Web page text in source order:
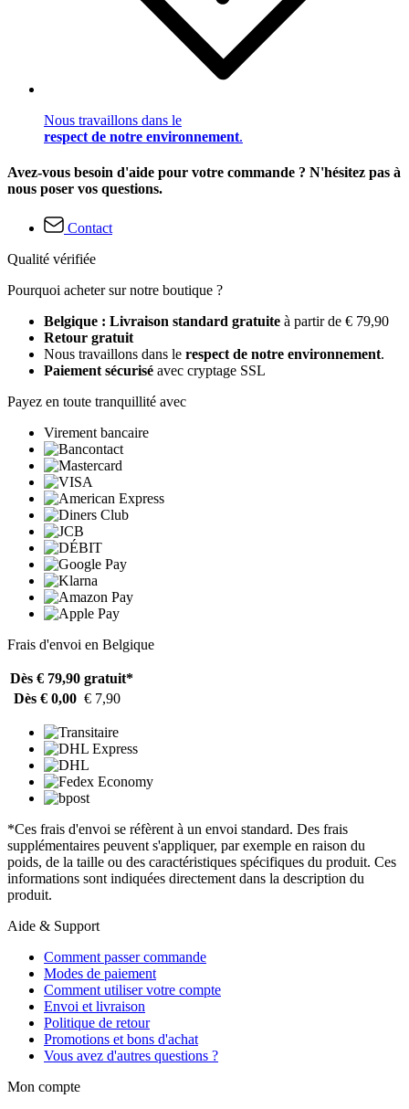
Nous travaillons dans le
respect de notre environnement.
Avez-vous besoin d'aide pour votre commande ? N'hésitez pas à
nous poser vos questions.
Contact
Qualité vérifiée
Pourquoi acheter sur notre boutique ?
Belgique : Livraison standard gratuite à partir de € 79,90
Retour gratuit
Nous travaillons dans le respect de notre environnement.
Paiement sécurisé avec cryptage SSL
Payez en toute tranquillité avec
Virement bancaire
Frais d'envoi en Belgique
Dès € 79,90 gratuit*
Dès € 0,00 € 7,90
*Ces frais d'envoi se réfèrent à un envoi standard. Des frais
supplémentaires peuvent s'appliquer, par exemple en raison du
poids, de la taille ou des caractéristiques spécifiques du produit. Ces
informations sont indiquées directement dans la description du
produit.
Aide & Support
Comment passer commande
Modes de paiement
Comment utiliser votre compte
Envoi et livraison
Politique de retour
Promotions et bons d'achat
Vous avez d'autres questions ?
Mon compte